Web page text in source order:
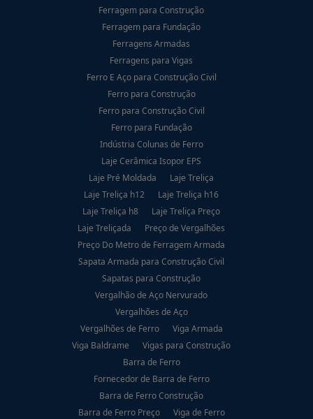
Ferragem para Construção
Ferragem para Fundação
Ferragens Armadas
Ferragens para Vigas
Ferro E Aço para Construção Civil
Ferro para Construção
Ferro para Construção Civil
Ferro para Fundação
Indústria Colunas de Ferro
Laje Cerâmica Isopor EPS
Laje Pré Moldada
Laje Treliça
Laje Treliça h12
Laje Treliça h16
Laje Treliça h8
Laje Treliça Preço
Laje Treliçada
Preço de Vergalhões
Preço Do Metro de Ferragem Armada
Sapata Armada para Construção Civil
Sapatas para Construção
Vergalhão de Aço Nervurado
Vergalhões de Aço
Vergalhões de Ferro
Viga Armada
Viga Baldrame
Vigas para Construção
Barra de Ferro
Fornecedor de Barra de Ferro
Barra de Ferro Construção
Barra de Ferro Preço
Viga de Ferro